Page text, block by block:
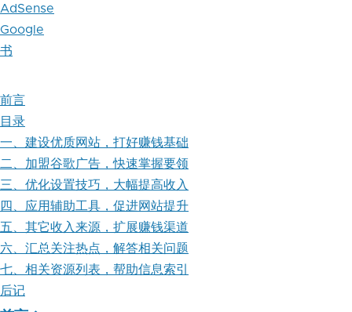
AdSense
Google
书
前言
目录
一、建设优质网站，打好赚钱基础
二、加盟谷歌广告，快速掌握要领
三、优化设置技巧，大幅提高收入
四、应用辅助工具，促进网站提升
五、其它收入来源，扩展赚钱渠道
六、汇总关注热点，解答相关问题
七、相关资源列表，帮助信息索引
后记